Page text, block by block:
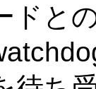
ドと